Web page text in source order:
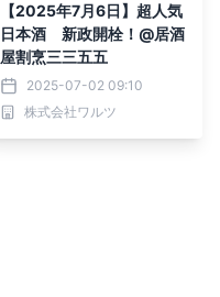
【2025年7月6日】超人気
日本酒 新政開栓！@居酒
屋割烹三三五五
2025-07-02 09:10
株式会社ワルツ